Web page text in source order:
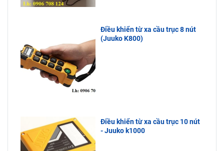
Điều khiển từ xa cầu trục 8 nút
(Juuko K800)
Điều khiển từ xa cầu trục 10 nút
- Juuko k1000